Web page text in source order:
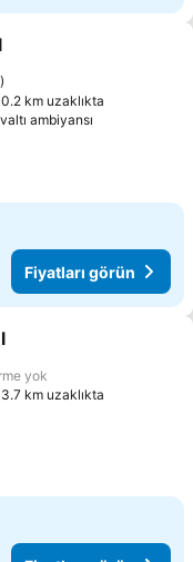
ekle
km uzaklıkta
ambiyansı
Fiyatları görün
ekle
yok
km uzaklıkta